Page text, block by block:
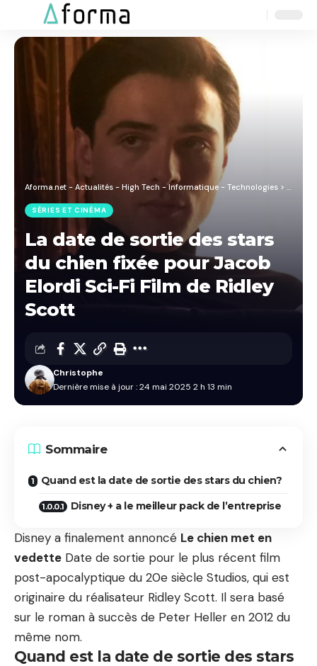
Aforma.net - Actualités - High Tech - Informatique - Technologies > Blog
SÉRIES ET CINÉMA
La date de sortie des stars
du chien fixée pour Jacob
Elordi Sci-Fi Film de Ridley
Scott
Dernière mise à jour : 24 mai 2025 2 h 13 min
Christophe
Sommaire
Quand est la date de sortie des stars du chien?
Disney + a le meilleur pack de l’entreprise
Disney a finalement annoncé Le chien met en
vedette Date de sortie pour le plus récent film
post-apocalyptique du 20e siècle Studios, qui est
originaire du réalisateur Ridley Scott. Il sera basé
sur le roman à succès de Peter Heller en 2012 du
même nom.
Quand est la date de sortie des stars